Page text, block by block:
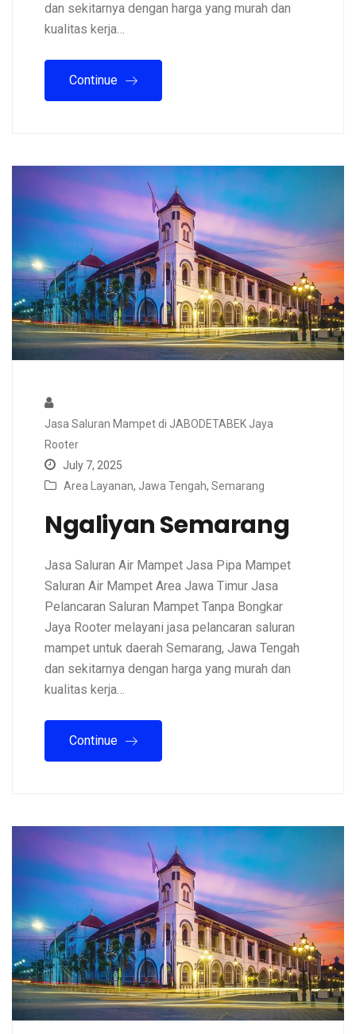
dan sekitarnya dengan harga yang murah dan
kualitas kerja…
Continue
Jasa Saluran Mampet di JABODETABEK Jaya
Rooter
July 7, 2025
Area Layanan, Jawa Tengah, Semarang
Ngaliyan Semarang
Jasa Saluran Air Mampet Jasa Pipa Mampet
Saluran Air Mampet Area Jawa Timur Jasa
Pelancaran Saluran Mampet Tanpa Bongkar
Jaya Rooter melayani jasa pelancaran saluran
mampet untuk daerah Semarang, Jawa Tengah
dan sekitarnya dengan harga yang murah dan
kualitas kerja…
Continue